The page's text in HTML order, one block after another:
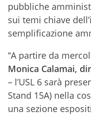
pubbliche
sui temi chiave
semplificazione
“A partire da
Monica Calamai,
– l’USL 6 sarà
Stand 15A) nella
una sezione